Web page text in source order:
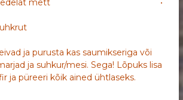
vedelat mett •
ja purusta kas saumikseriga või
ja suhkur/mesi. Sega! Lõpuks lisa
ja püreeri kõik ained ühtlaseks.